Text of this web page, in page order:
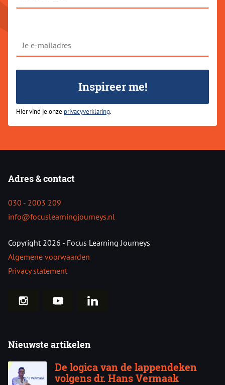
voornaam
e-
mailadres
Inspireer me!
Hier vind je onze privacyverklaring.
Adres & contact
030 - 2003 209
info@focuslearningjourneys.nl
Copyright 2026 - Focus Learning Journeys
Algemene voorwaarden
Privacy statement
Nieuwste artikelen
De logica van de lappendeken
volgens dr. Hans Vermaak